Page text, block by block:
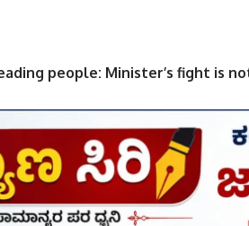
people: Minister’s fight is